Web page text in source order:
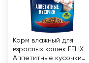
Корм влажный для
взрослых кошек FELIX
Аппетитные кусочки